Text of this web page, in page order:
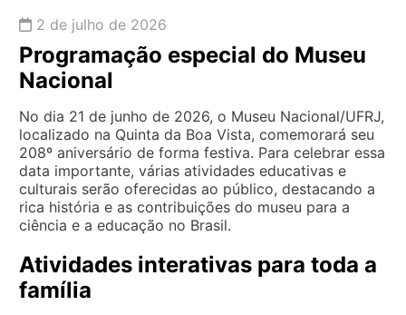
2 de julho de 2026
Programação especial do Museu
Nacional
No dia 21 de junho de 2026, o Museu Nacional/UFRJ,
localizado na Quinta da Boa Vista, comemorará seu
208º aniversário de forma festiva. Para celebrar essa
data importante, várias atividades educativas e
culturais serão oferecidas ao público, destacando a
rica história e as contribuições do museu para a
ciência e a educação no Brasil.
Atividades interativas para toda a
família